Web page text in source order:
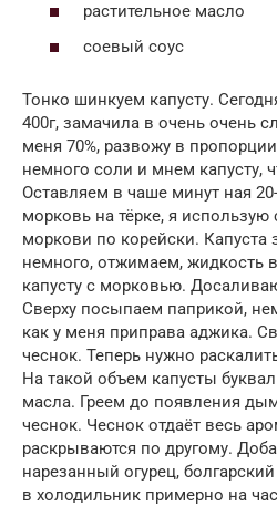
растительное масло
соевый соус
Тонко шинкуем капусту.
400г, замачила в очень очень
меня 70%, развожу в
немного соли и мнем капусту,
Оставляем в чаше минут ная
морковь на тёрке, я
моркови по корейски. Капуста
немного, отжимаем,
капусту с морковью.
Сверху посыпаем паприкой,
как у меня приправа аджика.
чеснок. Теперь нужно
На такой объем капусты
масла. Греем до появления
чеснок. Чеснок отдаёт весь
раскрываются по другому.
нарезанный огурец,
в холодильник примерно на